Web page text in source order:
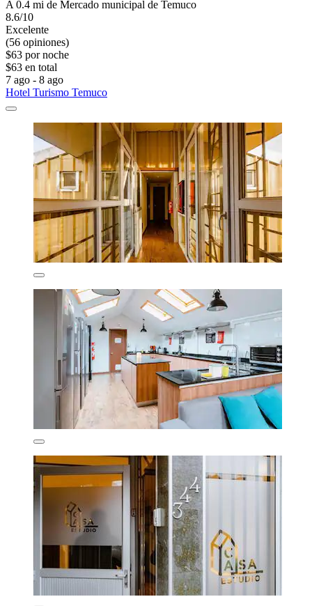
A 0.4 mi de Mercado municipal de Temuco
8.6/10
Excelente
(56 opiniones)
$63 por noche
$63 en total
7 ago - 8 ago
Hotel Turismo Temuco